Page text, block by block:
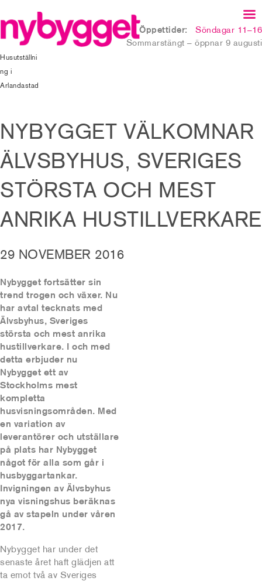
Husutställni
ng i
Arlandastad
Öppettider:
Söndagar 11–16
Sommarstängt – öppnar 9 augusti
​NYBYGGET VÄLKOMNAR
ÄLVSBYHUS, SVERIGES
STÖRSTA OCH MEST
ANRIKA HUSTILLVERKARE
29 NOVEMBER 2016
Nybygget fortsätter sin
trend trogen och växer. Nu
har avtal tecknats med
Älvsbyhus, Sveriges
största och mest anrika
hustillverkare. I och med
detta erbjuder nu
Nybygget ett av
Stockholms mest
kompletta
husvisningsområden. Med
en variation av
leverantörer och utställare
på plats har Nybygget
något för alla som går i
husbyggartankar.
Invigningen av Älvsbyhus
nya visningshus beräknas
gå av stapeln under våren
2017.
Nybygget har under det
senaste året haft glädjen att
ta emot två av Sveriges